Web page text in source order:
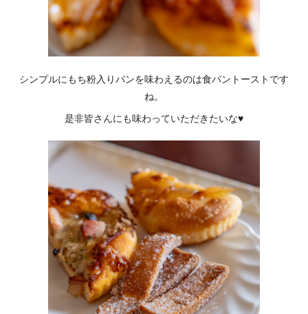
シンプルにもち粉入りパンを味わえるのは食パントーストです
ね。
是非皆さんにも味わっていただきたいな♥